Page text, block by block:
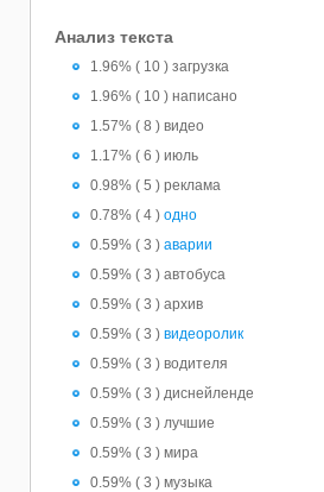
Анализ текста
1.96% ( 10 ) загрузка
1.96% ( 10 ) написано
1.57% ( 8 ) видео
1.17% ( 6 ) июль
0.98% ( 5 ) реклама
0.78% ( 4 ) одно
0.59% ( 3 ) аварии
0.59% ( 3 ) автобуса
0.59% ( 3 ) архив
0.59% ( 3 ) видеоролик
0.59% ( 3 ) водителя
0.59% ( 3 ) диснейленде
0.59% ( 3 ) лучшие
0.59% ( 3 ) мира
0.59% ( 3 ) музыка